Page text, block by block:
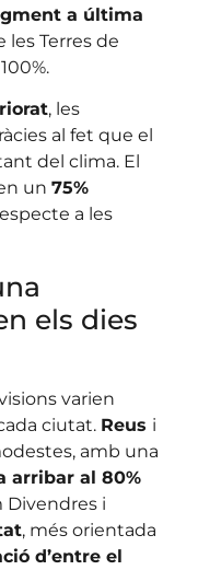
a última
les Terres de
, les
al fet que el
del clima. El
un 75%
a les
els dies
varien
ciutat. Reus i
amb una
arribar al 80%
Divendres i
, més orientada
d’entre el